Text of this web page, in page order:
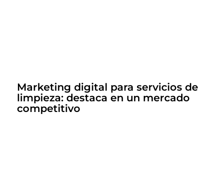
Marketing digital para servicios de
limpieza: destaca en un mercado
competitivo